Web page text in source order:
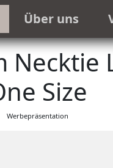
Über uns
Necktie
Size
Werbepräsentation